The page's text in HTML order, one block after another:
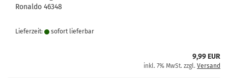
Ronaldo 46348
Lieferzeit: sofort lie­fer­bar
9,99 EUR
inkl. 7% MwSt. zzgl. Versand